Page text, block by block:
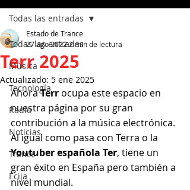
Todas las entradas
Música
Tecnología
Radio
Noticias
Trance
Ecija
Todas las entradas
Terr 2025
Estado de Trance
27 ago 2022 2 min de lectura
Actualizado: 5 ene 2025
Ahora Terr ocupa este espacio en
nuestra página por su gran
contribución a la música electrónica.
Al igual como pasa con Terra o la
Youtuber española Ter, tiene un
gran éxito en España pero también a
nivel mundial.